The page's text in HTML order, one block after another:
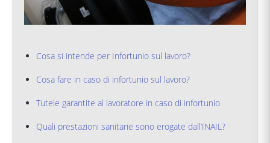
Cosa si intende per Infortunio sul lavoro?
Cosa fare in caso di infortunio sul lavoro?
Tutele garantite al lavoratore in caso di infortunio
Quali prestazioni sanitarie sono erogate dall’INAIL?